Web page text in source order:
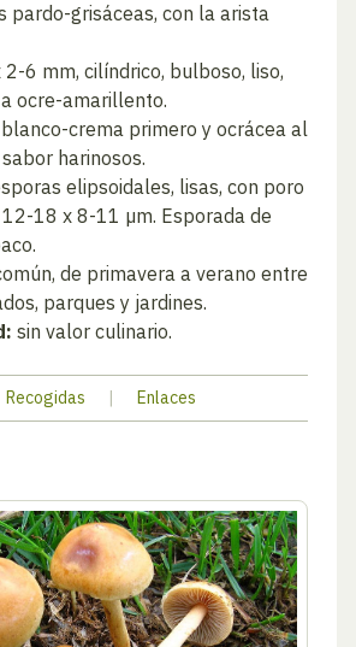
pardo-grisáceas, con la arista
6 mm, cilíndrico, bulboso, liso,
ocre-amarillento.
crema primero y ocrácea al
harinosos.
elipsoidales, lisas, con poro
18 x 8-11 µm. Esporada de
de primavera a verano entre
parques y jardines.
sin valor culinario.
Recogidas | Enlaces